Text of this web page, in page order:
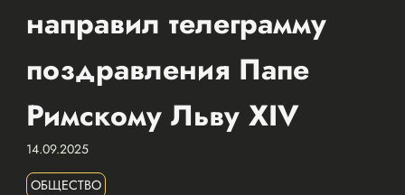
направил телеграмму
поздравления Папе
Римскому Льву XIV
14.09.2025
ОБЩЕСТВО